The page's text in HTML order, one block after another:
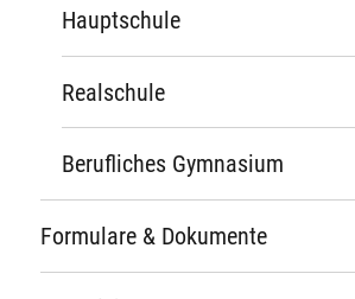
Hauptschule
Realschule
Berufliches Gymnasium
Formulare & Dokumente